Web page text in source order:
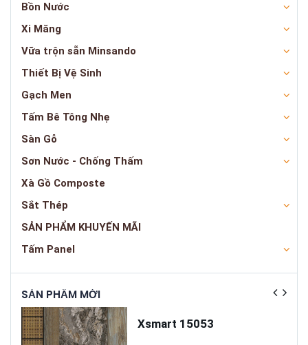
Bồn Nước
Xi Măng
Vữa trộn sẵn Minsando
Thiết Bị Vệ Sinh
Gạch Men
Tấm Bê Tông Nhẹ
Sàn Gỗ
Sơn Nước - Chống Thấm
Xà Gồ Composte
Sắt Thép
SẢN PHẨM KHUYẾN MÃI
Tấm Panel
SẢN PHẨM MỚI
Xsmart 15053